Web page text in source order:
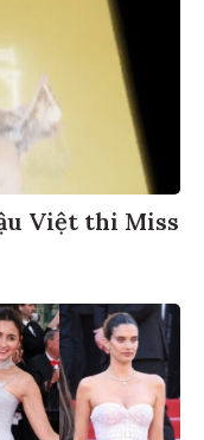
Việt thi Miss